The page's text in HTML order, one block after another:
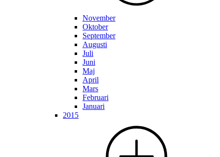
November
Oktober
September
Augusti
Juli
Juni
Maj
April
Mars
Februari
Januari
2015